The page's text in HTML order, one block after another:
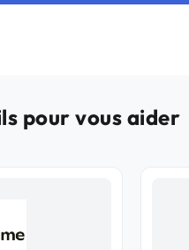
pour vous aider